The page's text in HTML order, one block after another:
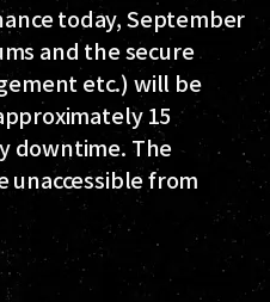
today, September
and the secure
etc.) will be
15
downtime. The
unaccessible from